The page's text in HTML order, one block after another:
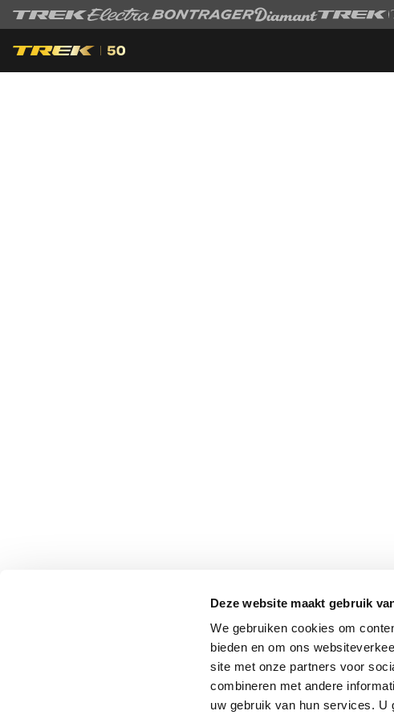
Deze website maakt gebruik
We gebruiken cookies om
bieden en om ons
site met onze partners voor
combineren met andere
uw gebruik van hun services. U